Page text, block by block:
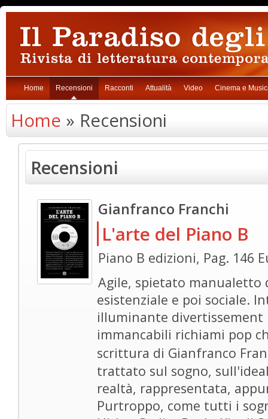
Home Recensioni Racconti Attualità Video Cinema e
Home » Recensioni
Recensioni
Gianfranco Franchi
L'arte del Piano B
Piano B edizioni, Pag. 146
Agile, spietato manualetto
esistenziale e poi sociale.
illuminante
immancabili richiami pop
scrittura di Gianfranco
trattato sul sogno,
realtà, rappresentata,
Purtroppo, come tutti i